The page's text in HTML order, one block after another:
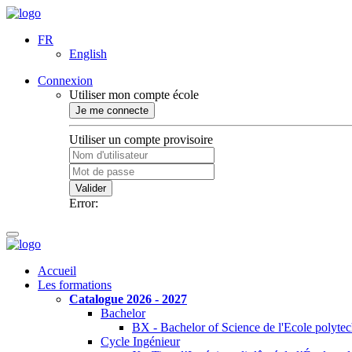
FR
English
Connexion
Utiliser mon compte école
Je me connecte
Utiliser un compte provisoire
Valider
Error:
Accueil
Les formations
Catalogue 2026 - 2027
Bachelor
BX - Bachelor of Science de l'Ecole
Cycle Ingénieur